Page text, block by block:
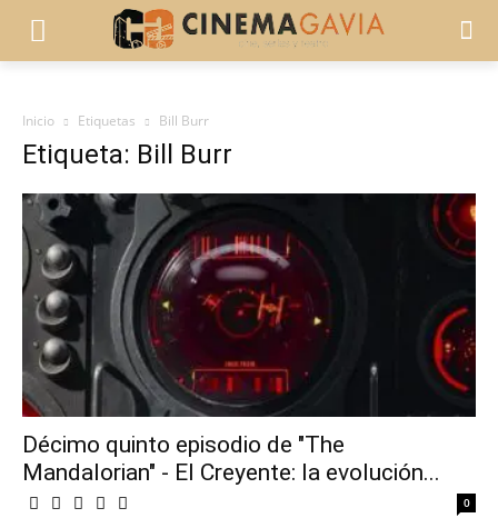
Inicio Etiquetas Bill Burr
Etiqueta: Bill Burr
Décimo quinto episodio de "The
Mandalorian" - El Creyente: la evolución...
0